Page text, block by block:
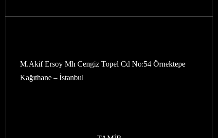
M.Akif Ersoy Mh Cengiz Topel Cd No:54 Örnektepe
Kağıthane – İstanbul